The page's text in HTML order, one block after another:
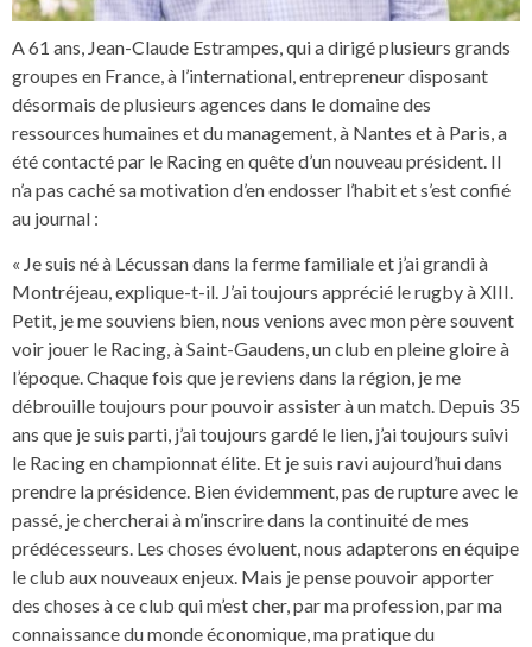
A 61 ans, Jean-Claude Estrampes, qui a dirigé plusieurs grands
groupes en France, à l’international, entrepreneur disposant
désormais de plusieurs agences dans le domaine des
ressources humaines et du management, à Nantes et à Paris, a
été contacté par le Racing en quête d’un nouveau président. Il
n’a pas caché sa motivation d’en endosser l’habit et s’est confié
au journal :
« Je suis né à Lécussan dans la ferme familiale et j’ai grandi à
Montréjeau, explique-t-il. J’ai toujours apprécié le rugby à XIII.
Petit, je me souviens bien, nous venions avec mon père souvent
voir jouer le Racing, à Saint-Gaudens, un club en pleine gloire à
l’époque. Chaque fois que je reviens dans la région, je me
débrouille toujours pour pouvoir assister à un match. Depuis 35
ans que je suis parti, j’ai toujours gardé le lien, j’ai toujours suivi
le Racing en championnat élite. Et je suis ravi aujourd’hui dans
prendre la présidence. Bien évidemment, pas de rupture avec le
passé, je chercherai à m’inscrire dans la continuité de mes
prédécesseurs. Les choses évoluent, nous adapterons en équipe
le club aux nouveaux enjeux. Mais je pense pouvoir apporter
des choses à ce club qui m’est cher, par ma profession, par ma
connaissance du monde économique, ma pratique du